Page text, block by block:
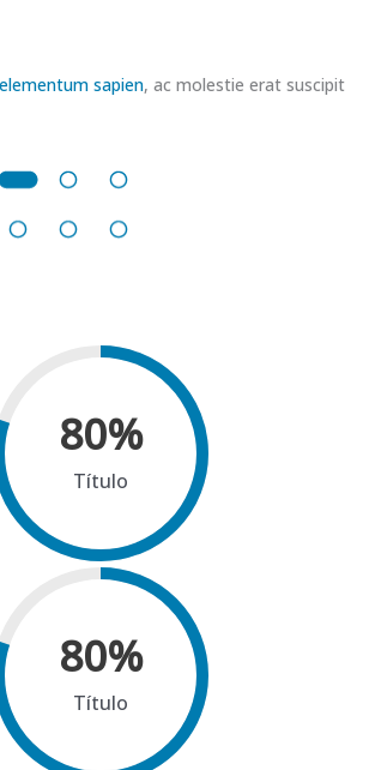
sapien, ac molestie erat suscipit
80%
Título
80%
Título